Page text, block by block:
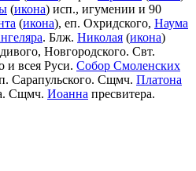
(икона) исп., игумении и 90
(икона), еп. Охридского, Наума
. Блж. Николая (икона)
Новгородского. Свт.
и всея Руси. Собор Смоленских
Сарапульского. Сщмч. Платона
Сщмч. Иоанна пресвитера.